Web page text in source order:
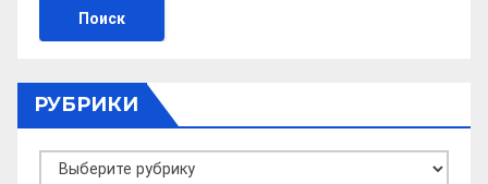
РУБРИКИ
Рубрики